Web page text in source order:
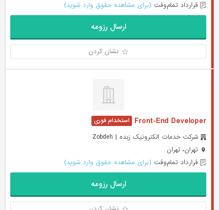
قرارداد تمام‌وقت (برای مشاهده حقوق وارد شوید)
ارسال رزومه
نشان کردن
Front-End Developer
شرکت خدمات الکترونیک زبده | Zobdeh
تهران، تهران
قرارداد تمام‌وقت (برای مشاهده حقوق وارد شوید)
ارسال رزومه